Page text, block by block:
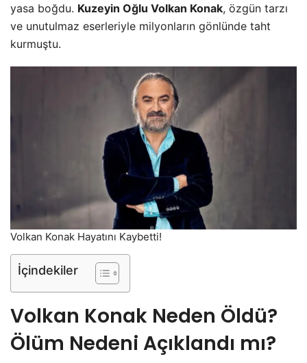
yasa boğdu. Kuzeyin Oğlu Volkan Konak, özgün tarzı
ve unutulmaz eserleriyle milyonların gönlünde taht
kurmuştu.
Volkan Konak Hayatını Kaybetti!
İçindekiler
Volkan Konak Neden Öldü?
Ölüm Nedeni Açıklandı mı?